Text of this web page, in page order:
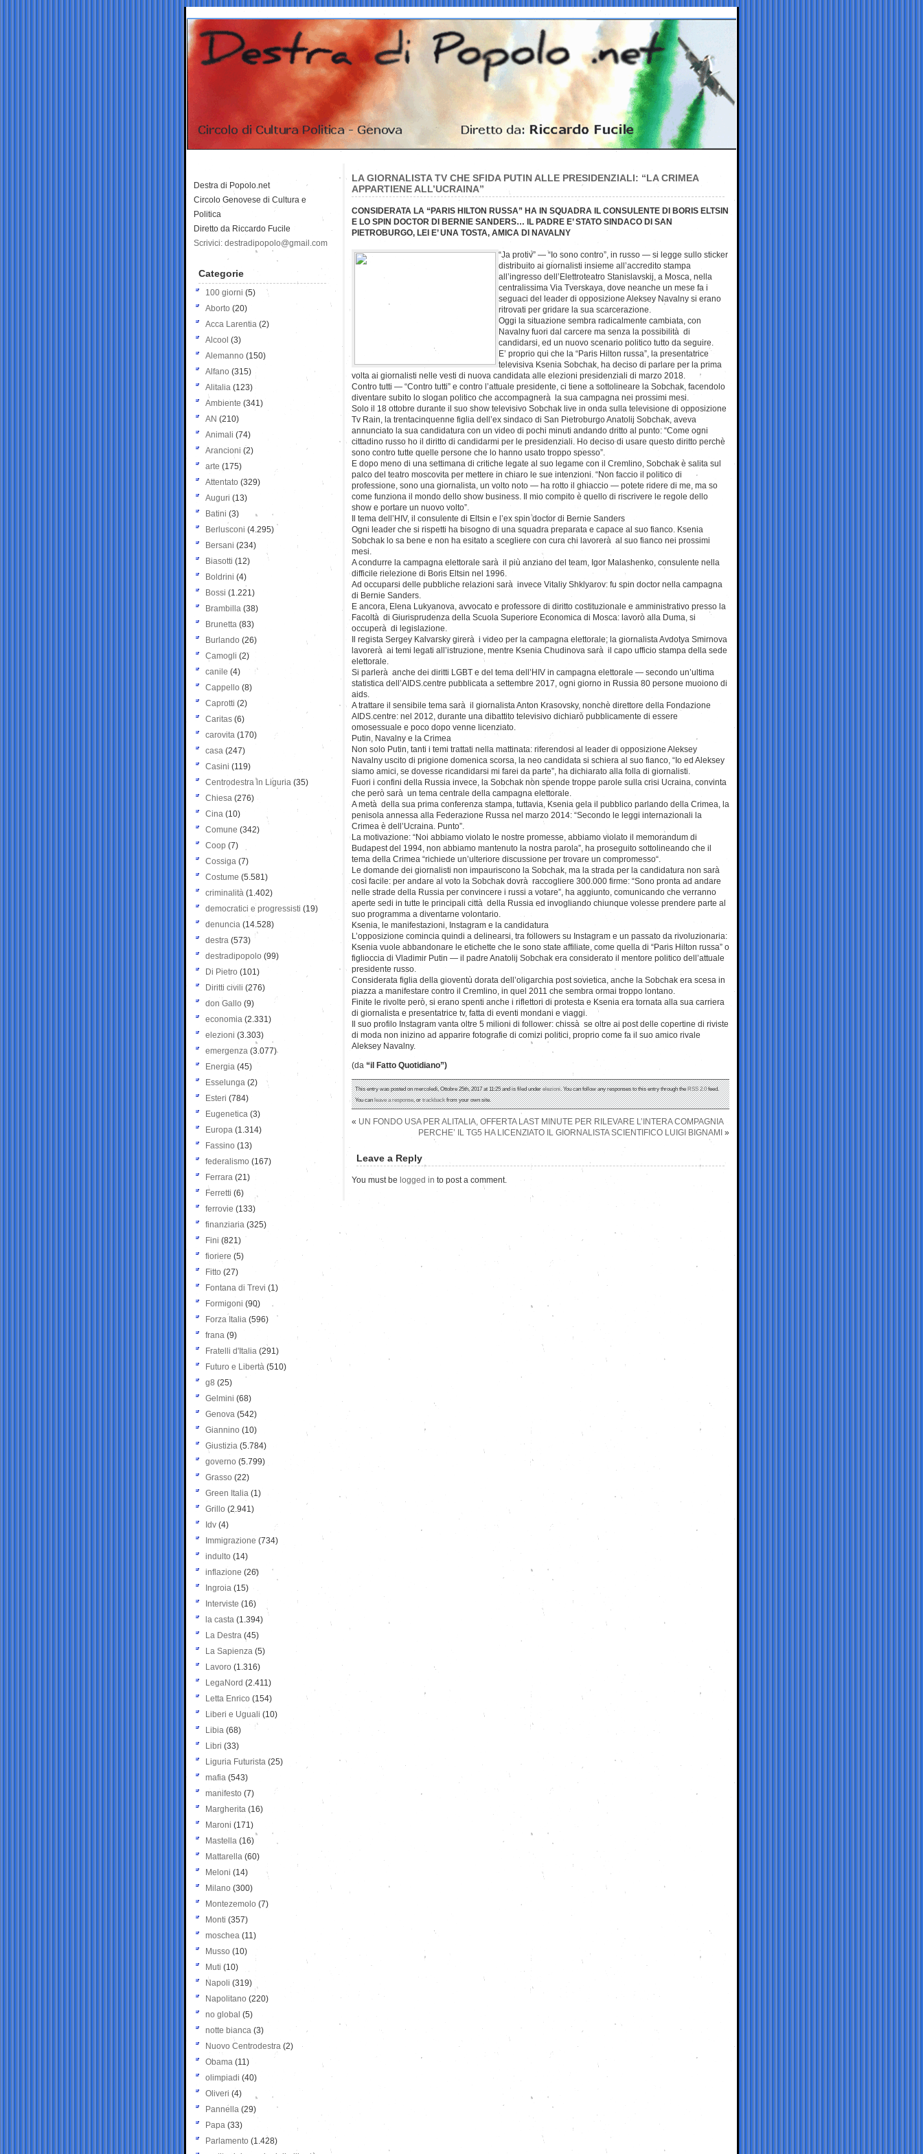
LA GIORNALISTA TV CHE SFIDA PUTIN ALLE PRESIDENZIALI: “LA CRIMEA
APPARTIENE ALL’UCRAINA”
CONSIDERATA LA “PARIS HILTON RUSSA” HA IN SQUADRA IL CONSULENTE DI BORIS ELTSIN
E LO SPIN DOCTOR DI BERNIE SANDERS… IL PADRE E’ STATO SINDACO DI SAN
PIETROBURGO, LEI E’ UNA TOSTA, AMICA DI NAVALNY
“Ja protiv” — “Io sono contro”, in russo — si legge sullo sticker
distribuito ai giornalisti insieme all’accredito stampa
all’ingresso dell’Elettroteatro Stanislavskij, a Mosca, nella
centralissima Via Tverskaya, dove neanche un mese fa i
seguaci del leader di opposizione Aleksey Navalny si erano
ritrovati per gridare la sua scarcerazione.
Oggi la situazione sembra radicalmente cambiata, con
Navalny fuori dal carcere ma senza la possibilità di
candidarsi, ed un nuovo scenario politico tutto da seguire.
E’ proprio qui che la “Paris Hilton russa”, la presentatrice
televisiva Ksenia Sobchak, ha deciso di parlare per la prima
volta ai giornalisti nelle vesti di nuova candidata alle elezioni presidenziali di marzo 2018.
Contro tutti — “Contro tutti” e contro l’attuale presidente, ci tiene a sottolineare la Sobchak, facendolo
diventare subito lo slogan politico che accompagnerà la sua campagna nei prossimi mesi.
Solo il 18 ottobre durante il suo show televisivo Sobchak live in onda sulla televisione di opposizione
Tv Rain, la trentacinquenne figlia dell’ex sindaco di San Pietroburgo Anatolij Sobchak, aveva
annunciato la sua candidatura con un video di pochi minuti andando dritto al punto: “Come ogni
cittadino russo ho il diritto di candidarmi per le presidenziali. Ho deciso di usare questo diritto perchè
sono contro tutte quelle persone che lo hanno usato troppo spesso”.
E dopo meno di una settimana di critiche legate al suo legame con il Cremlino, Sobchak è salita sul
palco del teatro moscovita per mettere in chiaro le sue intenzioni. “Non faccio il politico di
professione, sono una giornalista, un volto noto — ha rotto il ghiaccio — potete ridere di me, ma so
come funziona il mondo dello show business. Il mio compito è quello di riscrivere le regole dello
show e portare un nuovo volto”.
Il tema dell’HIV, il consulente di Eltsin e l’ex spin doctor di Bernie Sanders
Ogni leader che si rispetti ha bisogno di una squadra preparata e capace al suo fianco. Ksenia
Sobchak lo sa bene e non ha esitato a scegliere con cura chi lavorerà al suo fianco nei prossimi
mesi.
A condurre la campagna elettorale sarà il più anziano del team, Igor Malashenko, consulente nella
difficile rielezione di Boris Eltsin nel 1996.
Ad occuparsi delle pubbliche relazioni sarà invece Vitaliy Shklyarov: fu spin doctor nella campagna
di Bernie Sanders.
E ancora, Elena Lukyanova, avvocato e professore di diritto costituzionale e amministrativo presso la
Facoltà di Giurisprudenza della Scuola Superiore Economica di Mosca: lavorò alla Duma, si
occuperà di legislazione.
Il regista Sergey Kalvarsky girerà i video per la campagna elettorale; la giornalista Avdotya Smirnova
lavorerà ai temi legati all’istruzione, mentre Ksenia Chudinova sarà il capo ufficio stampa della sede
elettorale.
Si parlerà anche dei diritti LGBT e del tema dell’HIV in campagna elettorale — secondo un’ultima
statistica dell’AIDS.centre pubblicata a settembre 2017, ogni giorno in Russia 80 persone muoiono di
aids.
A trattare il sensibile tema sarà il giornalista Anton Krasovsky, nonchè direttore della Fondazione
AIDS.centre: nel 2012, durante una dibattito televisivo dichiarò pubblicamente di essere
omosessuale e poco dopo venne licenziato.
Putin, Navalny e la Crimea
Non solo Putin, tanti i temi trattati nella mattinata: riferendosi al leader di opposizione Aleksey
Navalny uscito di prigione domenica scorsa, la neo candidata si schiera al suo fianco, “Io ed Aleksey
siamo amici, se dovesse ricandidarsi mi farei da parte”, ha dichiarato alla folla di giornalisti.
Fuori i confini della Russia invece, la Sobchak non spende troppe parole sulla crisi Ucraina, convinta
che però sarà un tema centrale della campagna elettorale.
A metà della sua prima conferenza stampa, tuttavia, Ksenia gela il pubblico parlando della Crimea, la
penisola annessa alla Federazione Russa nel marzo 2014: “Secondo le leggi internazionali la
Crimea è dell’Ucraina. Punto”.
La motivazione: “Noi abbiamo violato le nostre promesse, abbiamo violato il memorandum di
Budapest del 1994, non abbiamo mantenuto la nostra parola”, ha proseguito sottolineando che il
tema della Crimea “richiede un’ulteriore discussione per trovare un compromesso“.
Le domande dei giornalisti non impauriscono la Sobchak, ma la strada per la candidatura non sarà
così facile: per andare al voto la Sobchak dovrà raccogliere 300.000 firme: “Sono pronta ad andare
nelle strade della Russia per convincere i russi a votare”, ha aggiunto, comunicando che verranno
aperte sedi in tutte le principali città della Russia ed invogliando chiunque volesse prendere parte al
suo programma a diventarne volontario.
Ksenia, le manifestazioni, Instagram e la candidatura
L’opposizione comincia quindi a delinearsi, tra followers su Instagram e un passato da rivoluzionaria:
Ksenia vuole abbandonare le etichette che le sono state affiliate, come quella di “Paris Hilton russa” o
figlioccia di Vladimir Putin — il padre Anatolij Sobchak era considerato il mentore politico dell’attuale
presidente russo.
Considerata figlia della gioventù dorata dell’oligarchia post sovietica, anche la Sobchak era scesa in
piazza a manifestare contro il Cremlino, in quel 2011 che sembra ormai troppo lontano.
Finite le rivolte però, si erano spenti anche i riflettori di protesta e Ksenia era tornata alla sua carriera
di giornalista e presentatrice tv, fatta di eventi mondani e viaggi.
Il suo profilo Instagram vanta oltre 5 milioni di follower: chissà se oltre ai post delle copertine di riviste
di moda non inizino ad apparire fotografie di comizi politici, proprio come fa il suo amico rivale
Aleksey Navalny.
(da “il Fatto Quotidiano”)
This entry was posted on mercoledì, Ottobre 25th, 2017 at 11:25 and is filed underelezioni. You can follow any responses to this entry through theRSS 2.0feed.
You canleave a response, ortrackbackfrom your own site.
« UN FONDO USA PER ALITALIA, OFFERTA LAST MINUTE PER RILEVARE L’INTERA COMPAGNIA
PERCHE’ IL TG5 HA LICENZIATO IL GIORNALISTA SCIENTIFICO LUIGI BIGNAMI »
Leave a Reply
You must be logged in to post a comment.
Destra di Popolo.net
Circolo Genovese di Cultura e
Politica
Diretto da Riccardo Fucile
Scrivici: destradipopolo@gmail.com
Categorie
100 giorni (5)
Aborto (20)
Acca Larentia (2)
Alcool (3)
Alemanno (150)
Alfano (315)
Alitalia (123)
Ambiente (341)
AN (210)
Animali (74)
Arancioni (2)
arte (175)
Attentato (329)
Auguri (13)
Batini (3)
Berlusconi (4.295)
Bersani (234)
Biasotti (12)
Boldrini (4)
Bossi (1.221)
Brambilla (38)
Brunetta (83)
Burlando (26)
Camogli (2)
canile (4)
Cappello (8)
Caprotti (2)
Caritas (6)
carovita (170)
casa (247)
Casini (119)
Centrodestra in Liguria (35)
Chiesa (276)
Cina (10)
Comune (342)
Coop (7)
Cossiga (7)
Costume (5.581)
criminalità (1.402)
democratici e progressisti (19)
denuncia (14.528)
destra (573)
destradipopolo (99)
Di Pietro (101)
Diritti civili (276)
don Gallo (9)
economia (2.331)
elezioni (3.303)
emergenza (3.077)
Energia (45)
Esselunga (2)
Esteri (784)
Eugenetica (3)
Europa (1.314)
Fassino (13)
federalismo (167)
Ferrara (21)
Ferretti (6)
ferrovie (133)
finanziaria (325)
Fini (821)
fioriere (5)
Fitto (27)
Fontana di Trevi (1)
Formigoni (90)
Forza Italia (596)
frana (9)
Fratelli d'Italia (291)
Futuro e Libertà (510)
g8 (25)
Gelmini (68)
Genova (542)
Giannino (10)
Giustizia (5.784)
governo (5.799)
Grasso (22)
Green Italia (1)
Grillo (2.941)
Idv (4)
Immigrazione (734)
indulto (14)
inflazione (26)
Ingroia (15)
Interviste (16)
la casta (1.394)
La Destra (45)
La Sapienza (5)
Lavoro (1.316)
LegaNord (2.411)
Letta Enrico (154)
Liberi e Uguali (10)
Libia (68)
Libri (33)
Liguria Futurista (25)
mafia (543)
manifesto (7)
Margherita (16)
Maroni (171)
Mastella (16)
Mattarella (60)
Meloni (14)
Milano (300)
Montezemolo (7)
Monti (357)
moschea (11)
Musso (10)
Muti (10)
Napoli (319)
Napolitano (220)
no global (5)
notte bianca (3)
Nuovo Centrodestra (2)
Obama (11)
olimpiadi (40)
Oliveri (4)
Pannella (29)
Papa (33)
Parlamento (1.428)